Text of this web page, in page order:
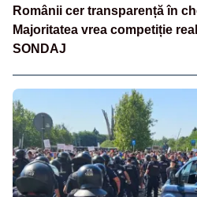
Românii cer transparență în
Majoritatea vrea competiție
SONDAJ